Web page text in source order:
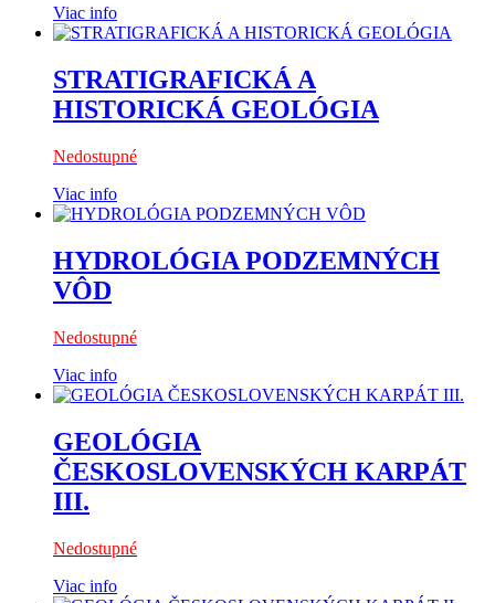
Viac info
STRATIGRAFICKÁ A
HISTORICKÁ GEOLÓGIA
Nedostupné
Viac info
HYDROLÓGIA PODZEMNÝCH
VÔD
Nedostupné
Viac info
GEOLÓGIA
ČESKOSLOVENSKÝCH KARPÁT
III.
Nedostupné
Viac info